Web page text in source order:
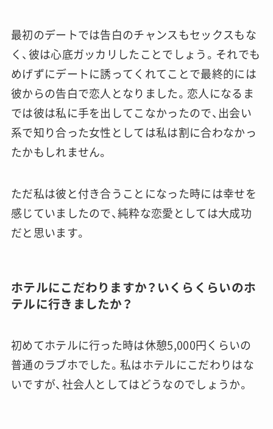
最初のデートでは告白のチャンスもセックスもな
く、彼は心底ガッカリしたことでしょう。それでも
めげずにデートに誘ってくれてことで最終的には
彼からの告白で恋人となりました。恋人になるま
では彼は私に手を出してこなかったので、出会い
系で知り合った女性としては私は割に合わなかっ
たかもしれません。
ただ私は彼と付き合うことになった時には幸せを
感じていましたので、純粋な恋愛としては大成功
だと思います。
ホテルにこだわりますか？いくらくらいのホ
テルに行きましたか？
初めてホテルに行った時は休憩5,000円くらいの
普通のラブホでした。私はホテルにこだわりはな
いですが、社会人としてはどうなのでしょうか。